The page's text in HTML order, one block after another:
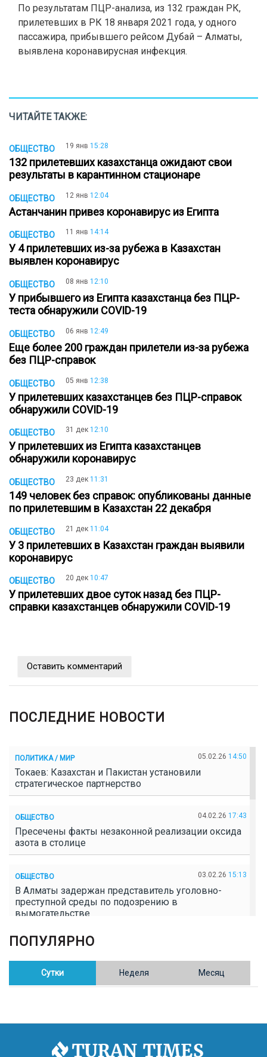
По результатам ПЦР-анализа, из 132 граждан РК,
прилетевших в РК 18 января 2021 года, у одного
пассажира, прибывшего рейсом Дубай – Алматы,
выявлена коронавирусная инфекция.
ЧИТАЙТЕ ТАКЖЕ:
ОБЩЕСТВО 19 янв 15:28
132 прилетевших казахстанца ожидают свои
результаты в карантинном стационаре
ОБЩЕСТВО 12 янв 12:04
Астанчанин привез коронавирус из Египта
ОБЩЕСТВО 11 янв 14:14
У 4 прилетевших из-за рубежа в Казахстан
выявлен коронавирус
ОБЩЕСТВО 08 янв 12:10
У прибывшего из Египта казахстанца без ПЦР-
теста обнаружили COVID-19
ОБЩЕСТВО 06 янв 12:49
Еще более 200 граждан прилетели из-за рубежа
без ПЦР-справок
ОБЩЕСТВО 05 янв 12:38
У прилетевших казахстанцев без ПЦР-справок
обнаружили COVID-19
ОБЩЕСТВО 31 дек 12:10
У прилетевших из Египта казахстанцев
обнаружили коронавирус
ОБЩЕСТВО 23 дек 11:31
149 человек без справок: опубликованы данные
по прилетевшим в Казахстан 22 декабря
ОБЩЕСТВО 21 дек 11:04
У 3 прилетевших в Казахстан граждан выявили
коронавирус
ОБЩЕСТВО 20 дек 10:47
У прилетевших двое суток назад без ПЦР-
справки казахстанцев обнаружили COVID-19
Оставить комментарий
ПОСЛЕДНИЕ НОВОСТИ
ПОЛИТИКА / МИР 05.02.26 14:50
Токаев: Казахстан и Пакистан установили
стратегическое партнерство
ОБЩЕСТВО 04.02.26 17:43
Пресечены факты незаконной реализации оксида
азота в столице
ОБЩЕСТВО 03.02.26 15:13
В Алматы задержан представитель уголовно-
преступной среды по подозрению в
вымогательстве
ОБЩЕСТВО
Полицейские пресекли незаконное выращивание
конопли в Таразе
Казахстан возглавил Договор о зоне, свободной от
ПОПУЛЯРНО
Сутки Неделя Месяц